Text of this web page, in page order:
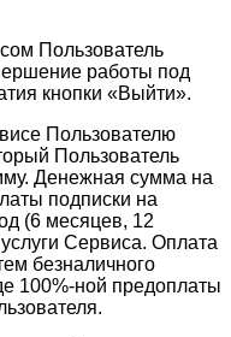
Пользователь
работы под
кнопки «Выйти».
Пользователю
Пользователь
Денежная сумма на
подписки на
(6 месяцев, 12
Сервиса. Оплата
безналичного
100%-ной предоплаты